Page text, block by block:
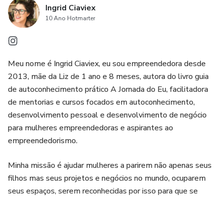
Além de, é claro, ajudá-la a treinar o corpo e os olhos da
mente para reconhecer e viver o seu modelo de sucesso.
Ingrid Ciaviex
10 Ano Hotmarter
Meu nome é Ingrid Ciaviex, eu sou empreendedora desde
2013, mãe da Liz de 1 ano e 8 meses, autora do livro guia
de autoconhecimento prático A Jornada do Eu, facilitadora
de mentorias e cursos focados em autoconhecimento,
desenvolvimento pessoal e desenvolvimento de negócio
para mulheres empreendedoras e aspirantes ao
empreendedorismo.
Minha missão é ajudar mulheres a parirem não apenas seus
filhos mas seus projetos e negócios no mundo, ocuparem
seus espaços, serem reconhecidas por isso para que se